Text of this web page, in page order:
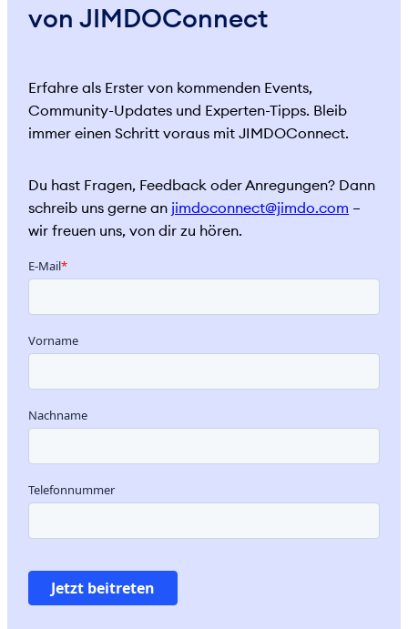
von JIMDOConnect
Erfahre als Erster von kommenden Events,
Community-Updates und Experten-Tipps. Bleib
immer einen Schritt voraus mit JIMDOConnect.
Du hast Fragen, Feedback oder Anregungen? Dann
schreib uns gerne an jimdoconnect@jimdo.com –
wir freuen uns, von dir zu hören.